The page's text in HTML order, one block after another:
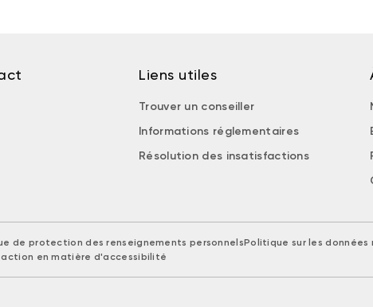
Liens utiles
Trouver un conseiller
Informations réglementaires
Résolution des insatisfactions
de protection des renseignements personnelsPolitique sur les données
en matière d'accessibilité